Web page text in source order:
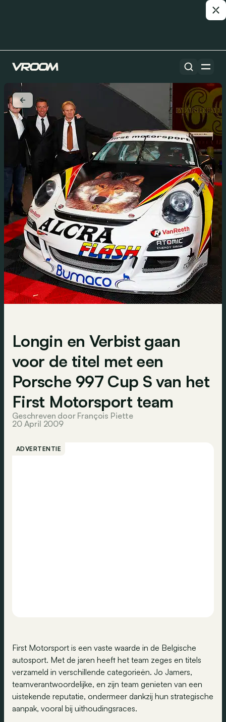
Longin en Verbist gaan
voor de titel met een
Porsche 997 Cup S van het
First Motorsport team
Geschreven door François Piette
20 April 2009
ADVERTENTIE
First Motorsport is een vaste waarde in de Belgische
autosport. Met de jaren heeft het team zeges en titels
verzameld in verschillende categorieën. Jo Jamers,
teamverantwoordelijke, en zijn team genieten van een
uistekende reputatie, ondermeer dankzij hun strategische
aanpak, vooral bij uithoudingsraces.